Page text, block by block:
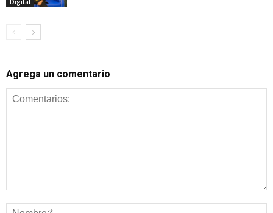
Digital
Agrega un comentario